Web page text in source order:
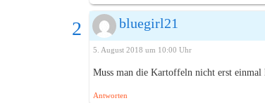
bluegirl21
5. August 2018 um 10:00 Uhr
Muss man die Kartoffeln nicht erst einmal
Antworten